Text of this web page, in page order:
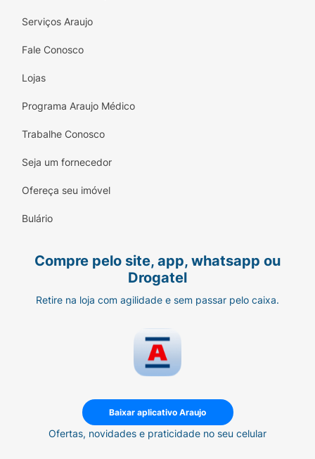
Serviços Araujo
Fale Conosco
Lojas
Programa Araujo Médico
Trabalhe Conosco
Seja um fornecedor
Ofereça seu imóvel
Bulário
Compre pelo site, app, whatsapp ou
Drogatel
Retire na loja com agilidade e sem passar pelo caixa.
Baixar aplicativo Araujo
Ofertas, novidades e praticidade no seu celular